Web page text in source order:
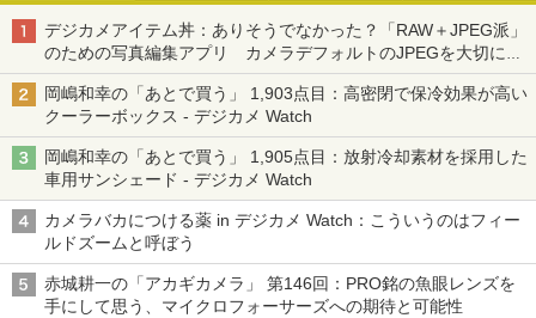
デジカメアイテム丼：ありそうでなかった？「RAW＋JPEG派」
のための写真編集アプリ カメラデフォルトのJPEGを大切にす
る「Filmator」
岡嶋和幸の「あとで買う」 1,903点目：高密閉で保冷効果が高い
クーラーボックス - デジカメ Watch
岡嶋和幸の「あとで買う」 1,905点目：放射冷却素材を採用した
車用サンシェード - デジカメ Watch
カメラバカにつける薬 in デジカメ Watch：こういうのはフィー
ルドズームと呼ぼう
赤城耕一の「アカギカメラ」 第146回：PRO銘の魚眼レンズを
手にして思う、マイクロフォーサーズへの期待と可能性